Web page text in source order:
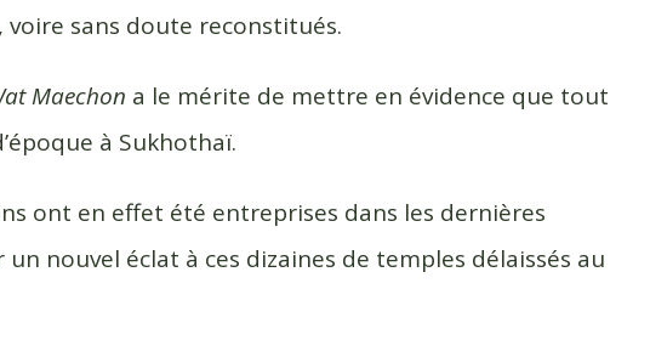
sans doute reconstitués.
Maechon a le mérite de mettre en évidence que tout
à Sukhothaï.
ont en effet été entreprises dans les dernières
nouvel éclat à ces dizaines de temples délaissés au